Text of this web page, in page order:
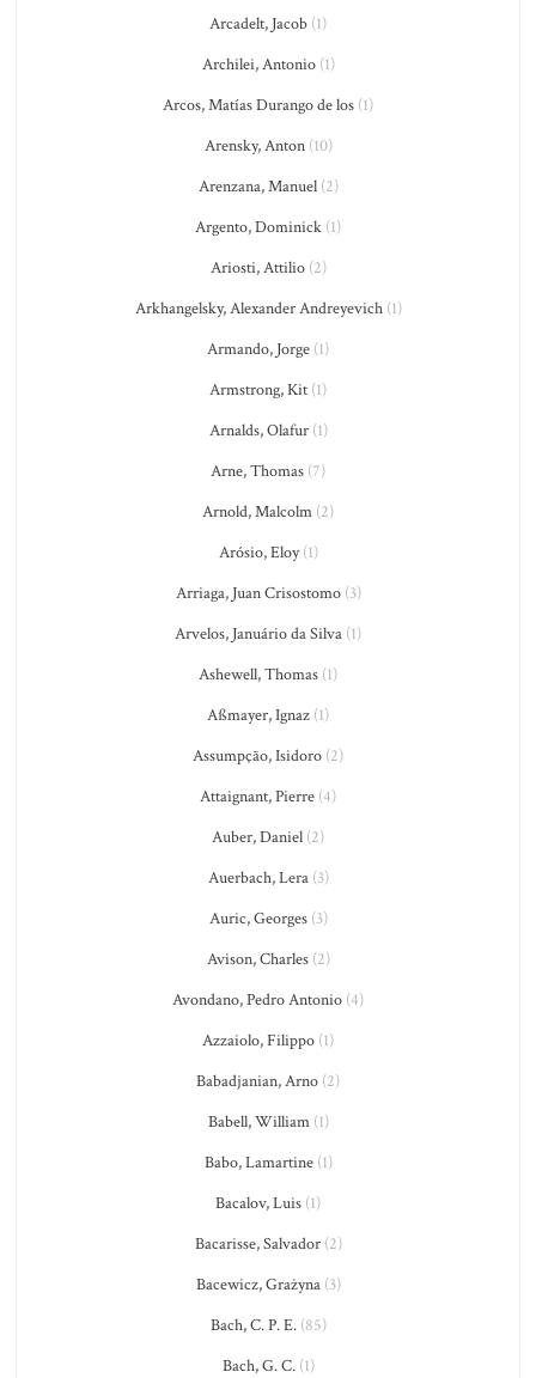
Arcadelt, Jacob (1)
Archilei, Antonio(1)
Arcos, Matías Durango de los (1)
Arensky, Anton(10)
Arenzana, Manuel(2)
Argento, Dominick (1)
Ariosti, Attilio(2)
Arkhangelsky, Alexander Andreyevich(1)
Armando, Jorge (1)
Armstrong, Kit (1)
Arnalds, Olafur(1)
Arne, Thomas (7)
Arnold, Malcolm (2)
Arósio, Eloy(1)
Arriaga, Juan Crisostomo(3)
Arvelos, Januário da Silva (1)
Ashewell, Thomas (1)
Aßmayer, Ignaz (1)
Assumpção, Isidoro (2)
Attaignant, Pierre (4)
Auber, Daniel (2)
Auerbach, Lera(3)
Auric, Georges(3)
Avison, Charles(2)
Avondano, Pedro Antonio (4)
Azzaiolo, Filippo (1)
Babadjanian, Arno (2)
Babell, William(1)
Babo, Lamartine(1)
Bacalov, Luis (1)
Bacarisse, Salvador(2)
Bacewicz, Grażyna(3)
Bach, C. P. E.(85)
Bach, G. C.(1)